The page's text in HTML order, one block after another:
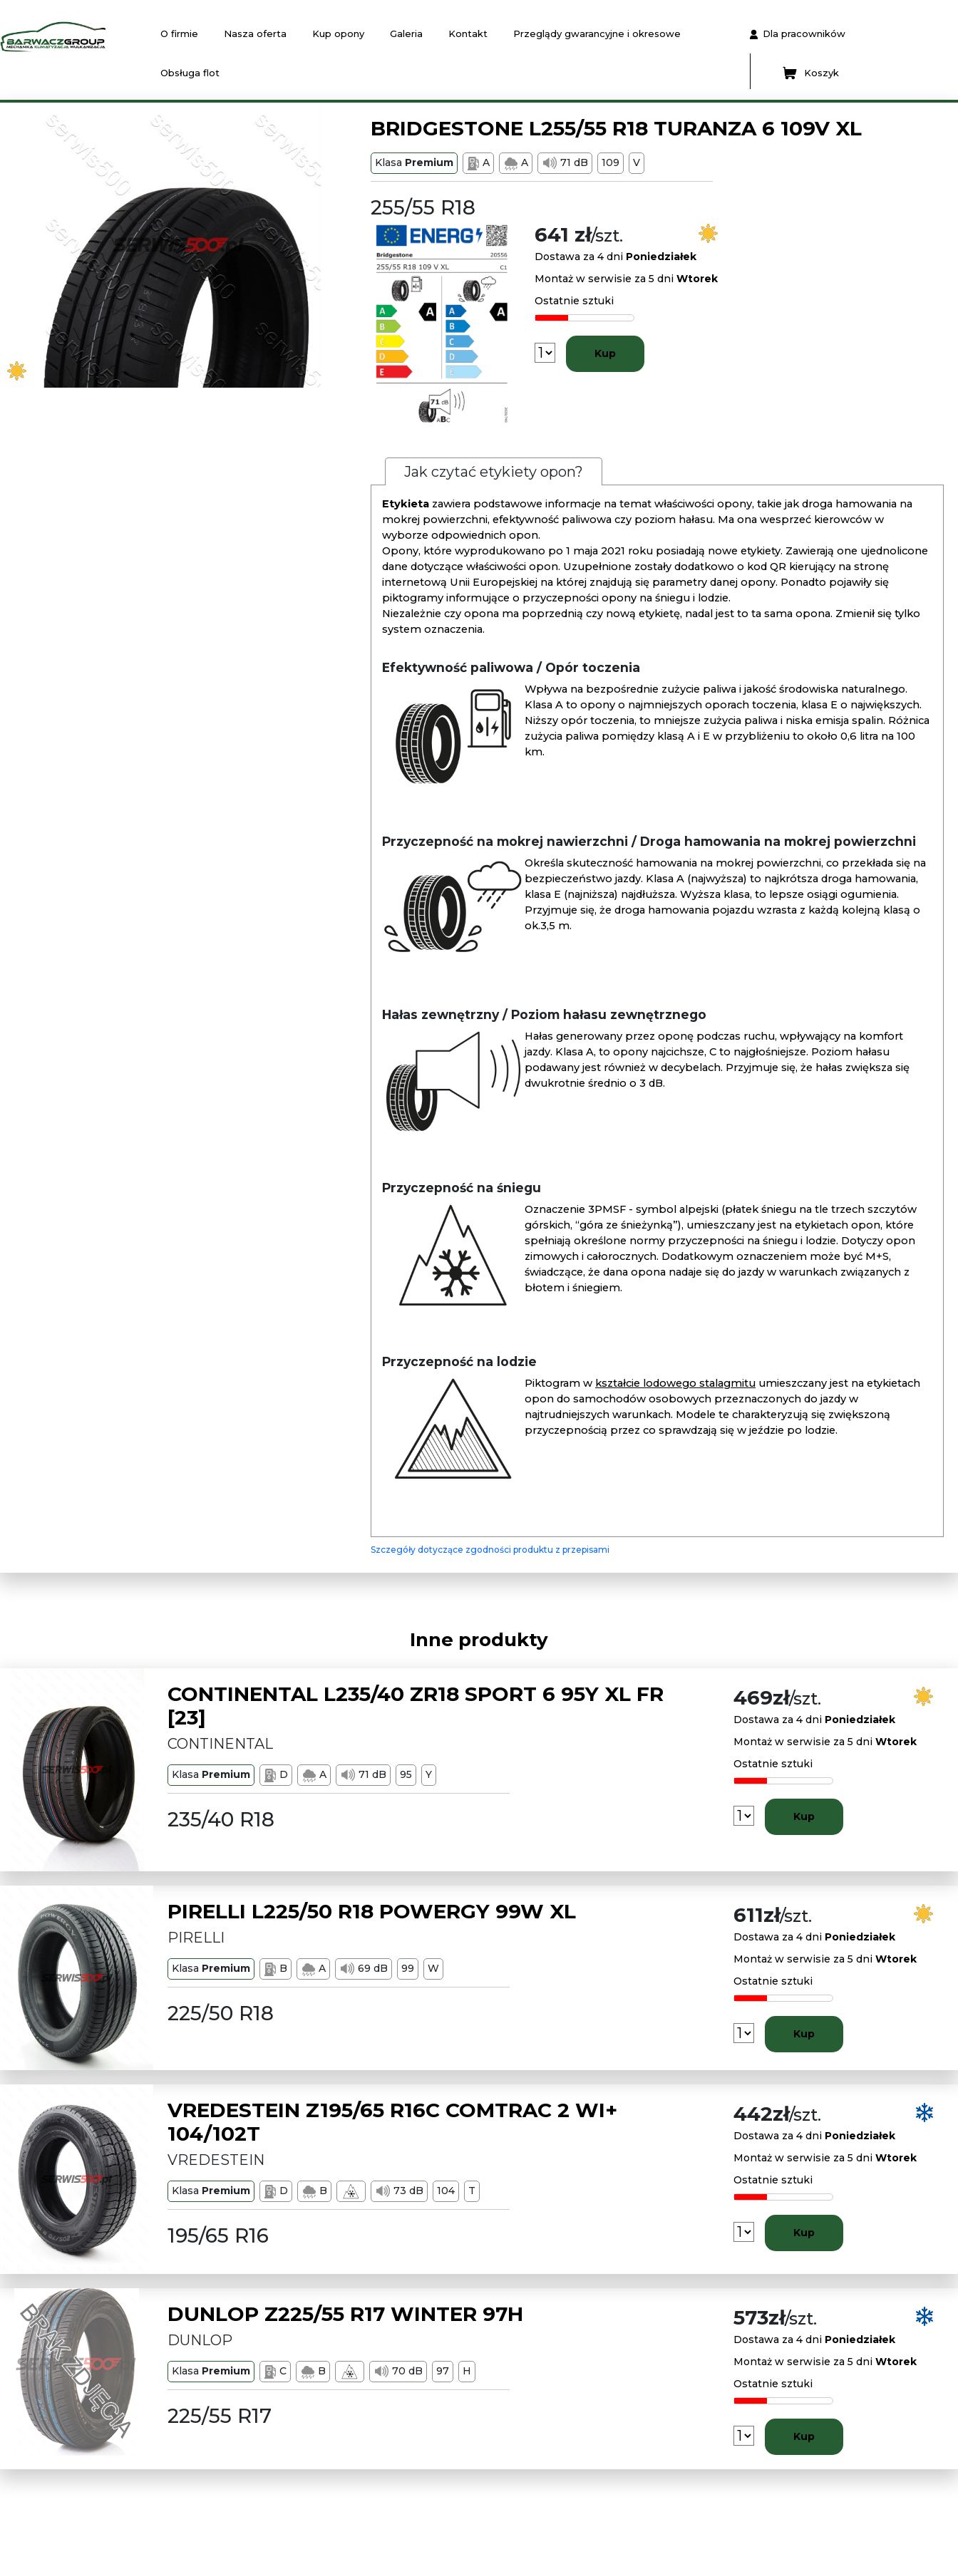
O firmie Nasza oferta Kup opony Galeria Kontakt Przeglądy gwarancyjne i okresowe
Obsługa flot
Dla pracowników
Koszyk
BRIDGESTONE L255/55 R18 TURANZA 6 109V XL
Klasa Premium A A 71 dB 109 V
255/55 R18
641 zł/szt.
Dostawa za 4 dni Poniedziałek
Montaż w serwisie za 5 dni Wtorek
Ostatnie sztuki
Kup
Jak czytać etykiety opon?
Etykieta zawiera podstawowe informacje na temat właściwości opony, takie jak droga hamowania na
mokrej powierzchni, efektywność paliwowa czy poziom hałasu. Ma ona wesprzeć kierowców w
wyborze odpowiednich opon.
Opony, które wyprodukowano po 1 maja 2021 roku posiadają nowe etykiety. Zawierają one ujednolicone
dane dotyczące właściwości opon. Uzupełnione zostały dodatkowo o kod QR kierujący na stronę
internetową Unii Europejskiej na której znajdują się parametry danej opony. Ponadto pojawiły się
piktogramy informujące o przyczepności opony na śniegu i lodzie.
Niezależnie czy opona ma poprzednią czy nową etykietę, nadal jest to ta sama opona. Zmienił się tylko
system oznaczenia.
Efektywność paliwowa / Opór toczenia
Wpływa na bezpośrednie zużycie paliwa i jakość środowiska naturalnego.
Klasa A to opony o najmniejszych oporach toczenia, klasa E o największych.
Niższy opór toczenia, to mniejsze zużycia paliwa i niska emisja spalin. Różnica
zużycia paliwa pomiędzy klasą A i E w przybliżeniu to około 0,6 litra na 100
km.
Przyczepność na mokrej nawierzchni / Droga hamowania na mokrej powierzchni
Określa skuteczność hamowania na mokrej powierzchni, co przekłada się na
bezpieczeństwo jazdy. Klasa A (najwyższa) to najkrótsza droga hamowania,
klasa E (najniższa) najdłuższa. Wyższa klasa, to lepsze osiągi ogumienia.
Przyjmuje się, że droga hamowania pojazdu wzrasta z każdą kolejną klasą o
ok.3,5 m.
Hałas zewnętrzny / Poziom hałasu zewnętrznego
Hałas generowany przez oponę podczas ruchu, wpływający na komfort
jazdy. Klasa A, to opony najcichsze, C to najgłośniejsze. Poziom hałasu
podawany jest również w decybelach. Przyjmuje się, że hałas zwiększa się
dwukrotnie średnio o 3 dB.
Przyczepność na śniegu
Oznaczenie 3PMSF - symbol alpejski (płatek śniegu na tle trzech szczytów
górskich, “góra ze śnieżynką”), umieszczany jest na etykietach opon, które
spełniają określone normy przyczepności na śniegu i lodzie. Dotyczy opon
zimowych i całorocznych. Dodatkowym oznaczeniem może być M+S,
świadczące, że dana opona nadaje się do jazdy w warunkach związanych z
błotem i śniegiem.
Przyczepność na lodzie
Piktogram w kształcie lodowego stalagmitu umieszczany jest na etykietach
opon do samochodów osobowych przeznaczonych do jazdy w
najtrudniejszych warunkach. Modele te charakteryzują się zwiększoną
przyczepnością przez co sprawdzają się w jeździe po lodzie.
Szczegóły dotyczące zgodności produktu z przepisami
Inne produkty
CONTINENTAL L235/40 ZR18 SPORT 6 95Y XL FR
[23]
CONTINENTAL
Klasa Premium D A 71 dB 95 Y
235/40 R18
469zł/szt.
Dostawa za 4 dni Poniedziałek
Montaż w serwisie za 5 dni Wtorek
Ostatnie sztuki
Kup
PIRELLI L225/50 R18 POWERGY 99W XL
PIRELLI
Klasa Premium B A 69 dB 99 W
225/50 R18
611zł/szt.
Dostawa za 4 dni Poniedziałek
Montaż w serwisie za 5 dni Wtorek
Ostatnie sztuki
Kup
VREDESTEIN Z195/65 R16C COMTRAC 2 WI+
104/102T
VREDESTEIN
Klasa Premium D B 73 dB 104 T
195/65 R16
442zł/szt.
Dostawa za 4 dni Poniedziałek
Montaż w serwisie za 5 dni Wtorek
Ostatnie sztuki
Kup
DUNLOP Z225/55 R17 WINTER 97H
DUNLOP
Klasa Premium C B 70 dB 97 H
225/55 R17
573zł/szt.
Dostawa za 4 dni Poniedziałek
Montaż w serwisie za 5 dni Wtorek
Ostatnie sztuki
Kup